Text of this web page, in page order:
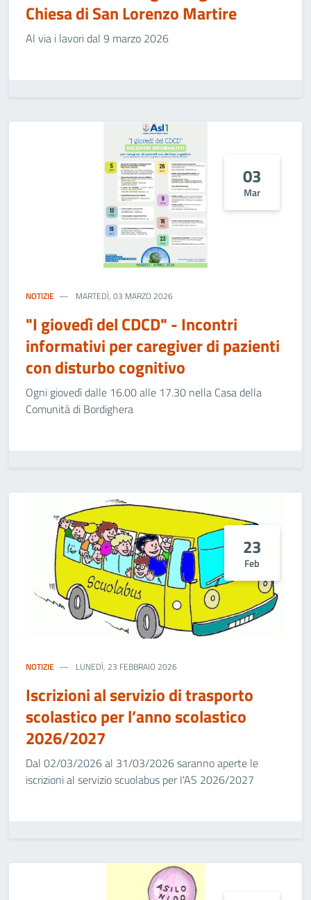
Chiesa di San Lorenzo Martire
Al via i lavori dal 9 marzo 2026
03
Mar
NOTIZIE MARTEDÌ, 03 MARZO 2026
"I giovedì del CDCD" - Incontri
informativi per caregiver di pazienti
con disturbo cognitivo
Ogni giovedì dalle 16.00 alle 17.30 nella Casa della
Comunità di Bordighera
23
Feb
NOTIZIE LUNEDÌ, 23 FEBBRAIO 2026
Iscrizioni al servizio di trasporto
scolastico per l’anno scolastico
2026/2027
Dal 02/03/2026 al 31/03/2026 saranno aperte le
iscrizioni al servizio scuolabus per l'AS 2026/2027